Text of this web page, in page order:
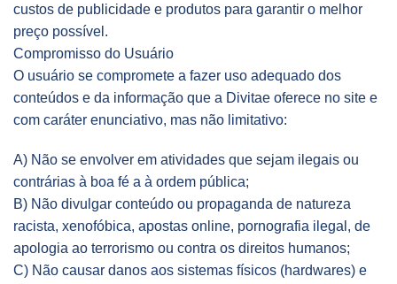
custos de publicidade e produtos para garantir o melhor
preço possível.
Compromisso do Usuário
O usuário se compromete a fazer uso adequado dos
conteúdos e da informação que a Divitae oferece no site e
com caráter enunciativo, mas não limitativo:
A) Não se envolver em atividades que sejam ilegais ou
contrárias à boa fé a à ordem pública;
B) Não divulgar conteúdo ou propaganda de natureza
racista, xenofóbica, apostas online, pornografia ilegal, de
apologia ao terrorismo ou contra os direitos humanos;
C) Não causar danos aos sistemas físicos (hardwares) e